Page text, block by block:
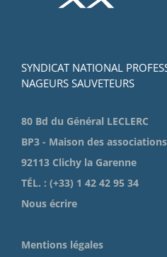
SYNDICAT NATIONAL
NAGEURS SAUVETEURS
80 Bd du Général LECLERC
BP3 - Maison des associations
92113 Clichy la Garenne
TÉL. : (+33) 1 42 42 95 34
Nous écrire
Mentions légales